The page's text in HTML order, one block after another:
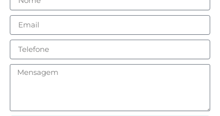
Email
Telefone
Mensagem